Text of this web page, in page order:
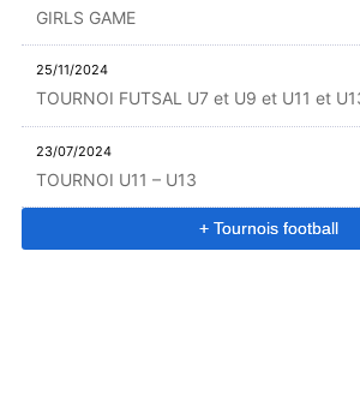
GIRLS GAME
25/11/2024
TOURNOI FUTSAL U7 et U9 et U11 et
23/07/2024
TOURNOI U11 – U13
+ Tournois football